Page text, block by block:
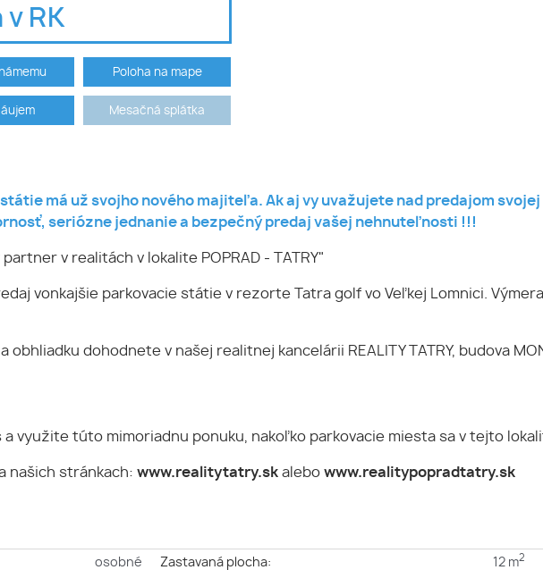
v RK
Poloha na mape
Mesačná splátka
má už svojho nového majiteľa. Ak aj vy uvažujete nad predajom
seriózne jednanie a bezpečný predaj vašej nehnuteľnosti !!!
partner v realitách v lokalite POPRAD - TATRY"
vonkajšie parkovacie státie v rezorte Tatra golf vo Veľkej Lomnici.
dohodnete v našej realitnej kancelárii REALITY TATRY, budova
využite túto mimoriadnu ponuku, nakoľko parkovacie miesta sa v tejto
našich stránkach: www.realitytatry.sk alebo www.realitypopradtatry.sk
osobné
Zastavaná plocha: 12 m2